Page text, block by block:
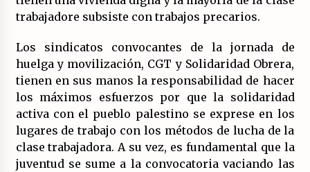
trabajadore subsiste con trabajos precarios.
Los sindicatos convocantes de la jornada de
huelga y movilización, CGT y Solidaridad Obrera,
tienen en sus manos la responsabilidad de hacer
los máximos esfuerzos por que la solidaridad
activa con el pueblo palestino se exprese en los
lugares de trabajo con los métodos de lucha de la
clase trabajadora. A su vez, es fundamental que la
juventud se sume a la convocatoria vaciando las